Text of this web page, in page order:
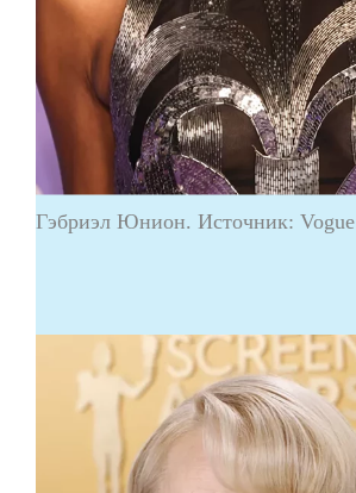
Гэбриэл Юнион. Источник: Vogue